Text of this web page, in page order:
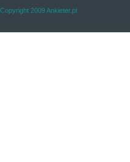
Copyright 2009 Ankieter.pl